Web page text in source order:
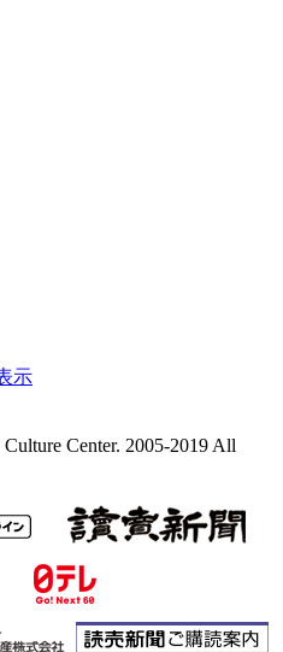
示
Center. 2005-2019 All